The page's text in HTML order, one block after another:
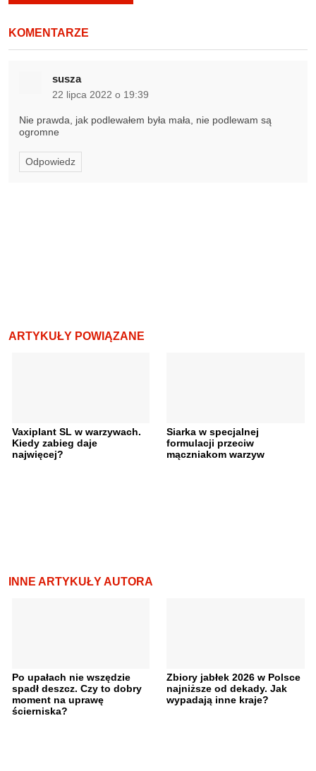
KOMENTARZE
susza
22 lipca 2022 o 19:39
Nie prawda, jak podlewałem była mała, nie podlewam są
ogromne
Odpowiedz
ARTYKUŁY POWIĄZANE
Vaxiplant SL w warzywach.
Kiedy zabieg daje
najwięcej?
Siarka w specjalnej
formulacji przeciw
mączniakom warzyw
INNE ARTYKUŁY AUTORA
Po upałach nie wszędzie
spadł deszcz. Czy to dobry
moment na uprawę
ścierniska?
Zbiory jabłek 2026 w Polsce
najniższe od dekady. Jak
wypadają inne kraje?